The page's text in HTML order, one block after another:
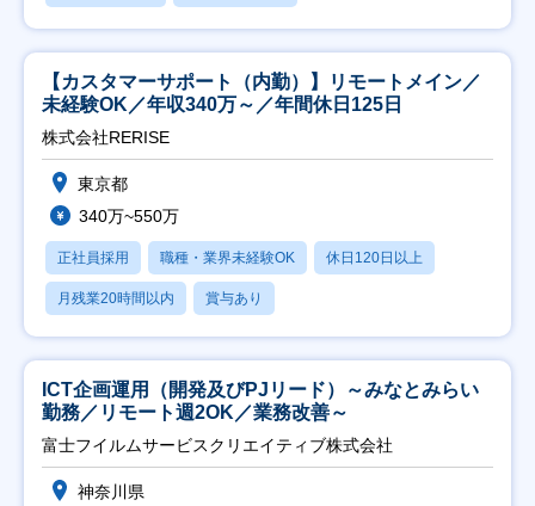
【カスタマーサポート（内勤）】リモートメイン／
未経験OK／年収340万～／年間休日125日
株式会社RERISE
東京都
340万~550万
正社員採用 職種・業界未経験OK 休日120日以上
月残業20時間以内 賞与あり
ICT企画運用（開発及びPJリード）～みなとみらい
勤務／リモート週2OK／業務改善～
富士フイルムサービスクリエイティブ株式会社
神奈川県